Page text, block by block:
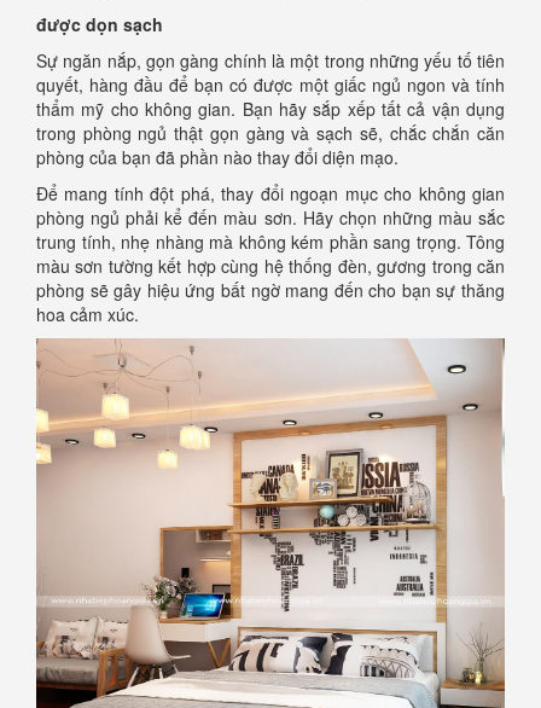
được dọn sạch
Sự ngăn nắp, gọn gàng chính là một trong những yếu tố tiên
quyết, hàng đầu để bạn có được một giấc ngủ ngon và tính
thẩm mỹ cho không gian. Bạn hãy sắp xếp tất cả vận dụng
trong phòng ngủ thật gọn gàng và sạch sẽ, chắc chắn căn
phòng của bạn đã phần nào thay đổi diện mạo.
Để mang tính đột phá, thay đổi ngoạn mục cho không gian
phòng ngủ phải kể đến màu sơn. Hãy chọn những màu sắc
trung tính, nhẹ nhàng mà không kém phần sang trọng. Tông
màu sơn tường kết hợp cùng hệ thống đèn, gương trong căn
phòng sẽ gây hiệu ứng bất ngờ mang đến cho bạn sự thăng
hoa cảm xúc.